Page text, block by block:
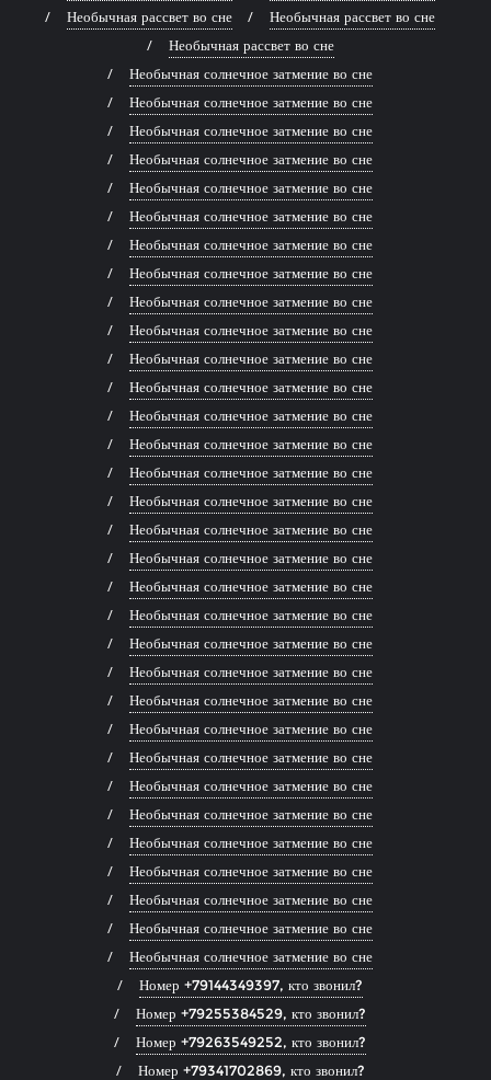
Необычная рассвет во сне
Необычная рассвет во сне
Необычная рассвет во сне
Необычная солнечное затмение во сне
Необычная солнечное затмение во сне
Необычная солнечное затмение во сне
Необычная солнечное затмение во сне
Необычная солнечное затмение во сне
Необычная солнечное затмение во сне
Необычная солнечное затмение во сне
Необычная солнечное затмение во сне
Необычная солнечное затмение во сне
Необычная солнечное затмение во сне
Необычная солнечное затмение во сне
Необычная солнечное затмение во сне
Необычная солнечное затмение во сне
Необычная солнечное затмение во сне
Необычная солнечное затмение во сне
Необычная солнечное затмение во сне
Необычная солнечное затмение во сне
Необычная солнечное затмение во сне
Необычная солнечное затмение во сне
Необычная солнечное затмение во сне
Необычная солнечное затмение во сне
Необычная солнечное затмение во сне
Необычная солнечное затмение во сне
Необычная солнечное затмение во сне
Необычная солнечное затмение во сне
Необычная солнечное затмение во сне
Необычная солнечное затмение во сне
Необычная солнечное затмение во сне
Необычная солнечное затмение во сне
Необычная солнечное затмение во сне
Необычная солнечное затмение во сне
Необычная солнечное затмение во сне
Номер +79144349397, кто звонил?
Номер +79255384529, кто звонил?
Номер +79263549252, кто звонил?
Номер +79341702869, кто звонил?